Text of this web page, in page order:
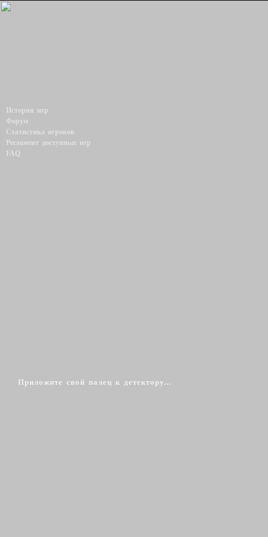
Приложите свой палец к детектору...
История игр
Форум
Статистика игроков
Регламент доступных игр
FAQ